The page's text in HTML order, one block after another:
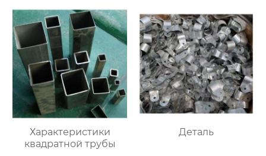
Характеристики
квадратной трубы
Деталь